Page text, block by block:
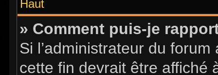
Haut
» Comment puis-je
Si l’administrateur du
cette fin devrait être affiché